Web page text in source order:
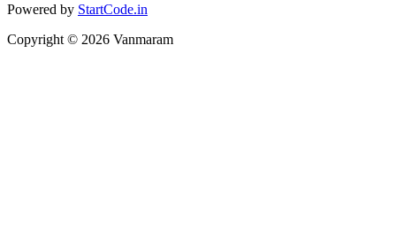
Powered by StartCode.in
Copyright © 2026 Vanmaram